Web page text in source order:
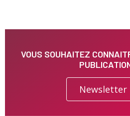
VOUS SOUHAITEZ
Newsletter